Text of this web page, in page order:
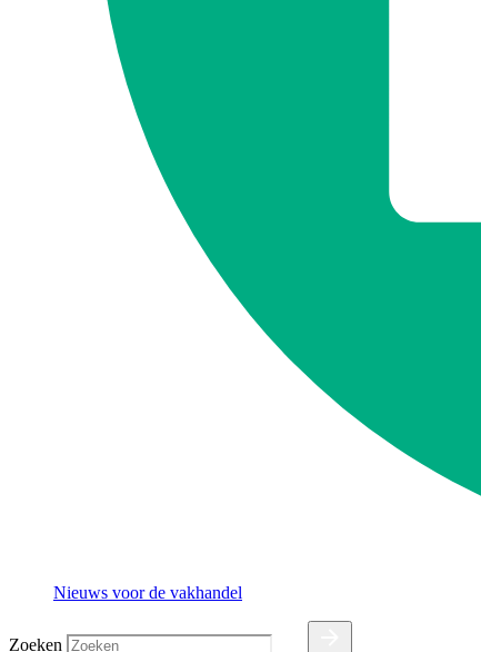
Nieuws voor de vakhandel
Zoeken